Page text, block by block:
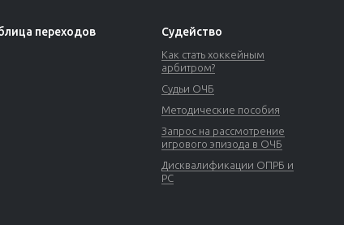
переходов Судейство
Как стать хоккейным
арбитром?
Судьи ОЧБ
Методические пособия
Запрос на рассмотрение
игрового эпизода в ОЧБ
Дисквалификации ОПРБ и
РС